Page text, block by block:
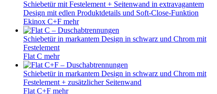
Einfache Installation
Alle Modelle der Kinestyle Linie sind wahlweise links oder rechts
montierbar.
Für die ebenso einfache wie perfekte Feineinstellung sorgt der
Verstellbereich.